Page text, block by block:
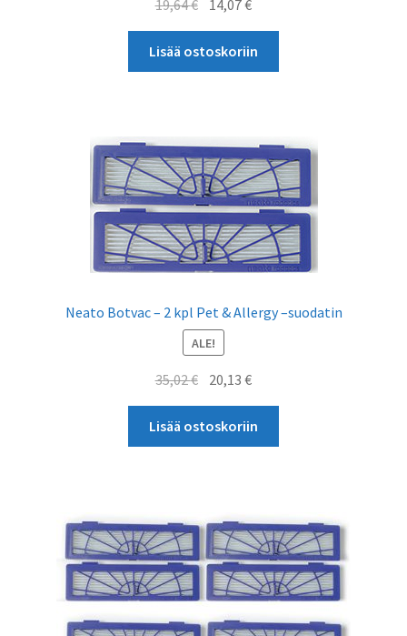
19,64€
oli:
19,64 €.
14,07€
on:
14,07 €.
Lisää ostoskoriin
Neato Botvac – 2 kpl Pet & Allergy –suodatin
ALE!
35,02€ Alkuperäinen
hinta
oli:
35,02 €.
20,13€Nykyinen
hinta
on:
20,13 €.
Lisää ostoskoriin